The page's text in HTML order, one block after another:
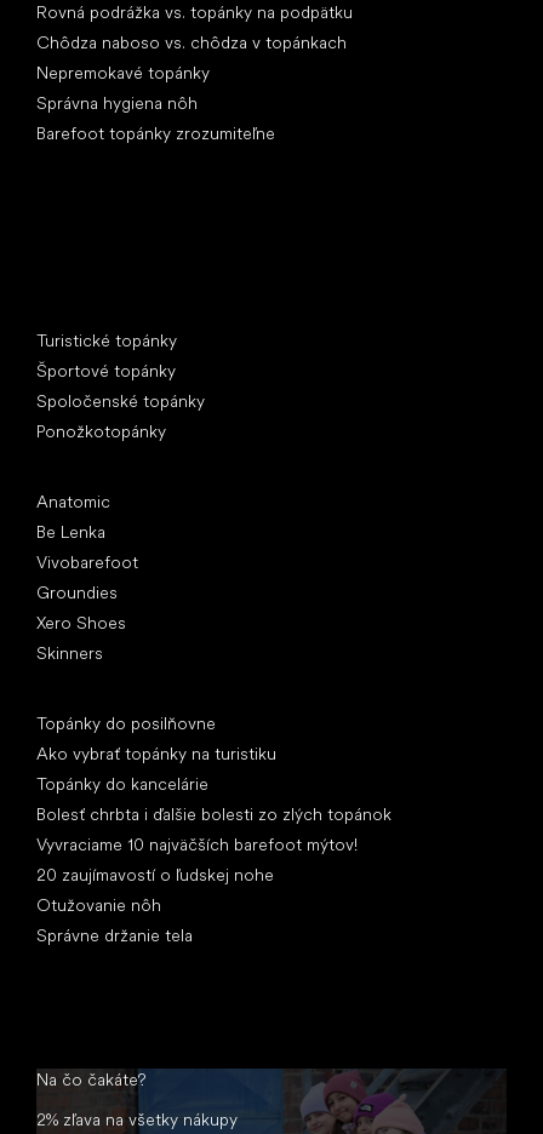
Rovná podrážka vs. topánky na podpätku
Chôdza naboso vs. chôdza v topánkach
Nepremokavé topánky
Správna hygiena nôh
Barefoot topánky zrozumiteľne
Turistické topánky
Športové topánky
Spoločenské topánky
Ponožkotopánky
Anatomic
Be Lenka
Vivobarefoot
Groundies
Xero Shoes
Skinners
Topánky do posilňovne
Ako vybrať topánky na turistiku
Topánky do kancelárie
Bolesť chrbta i ďalšie bolesti zo zlých topánok
Vyvraciame 10 najväčších barefoot mýtov!
20 zaujímavostí o ľudskej nohe
Otužovanie nôh
Správne držanie tela
Na čo čakáte?
2% zľava na všetky nákupy